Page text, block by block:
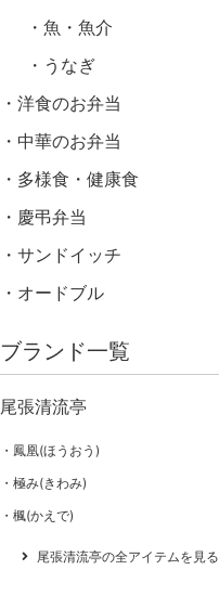
魚・魚介
うなぎ
洋食のお弁当
中華のお弁当
多様食・健康食
慶弔弁当
サンドイッチ
オードブル
ブランド一覧
尾張清流亭
鳳凰(ほうおう)
極み(きわみ)
楓(かえで)
尾張清流亭の全アイテムを見る